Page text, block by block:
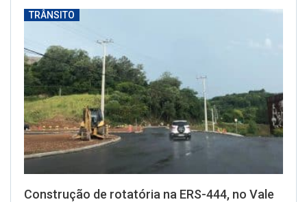
TRÂNSITO
Construção de rotatória na ERS-444, no Vale